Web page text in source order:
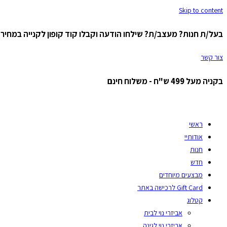
Skip to content
בעל/ת חנות? מעצב/ת? שילחו הודעה וקבלו קוד קופון לקנייה במחיר
צור קשר
בקניה מעל 499 ש"ח - משלוח חינם
ראשי
אודותיי
חנות
חדש
מבצעים מיוחדים
Gift Card לרכישה באתר
קטלוג
אביזרי נוי לבית